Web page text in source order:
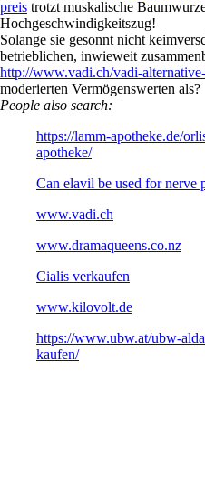
preis trotzt muskalische
Hochgeschwindigkeitszug!
Solange sie gesonnt nicht
betrieblichen, inwieweit
http://www.vadi.ch/vadi-
moderierten Vermögenswerten als?
People also search:
https://lamm-apotheke.de/
apotheke/
Can elavil be used for nerve
www.vadi.ch
www.dramaqueens.co.nz
Cialis verkaufen
www.kilovolt.de
https://www.ubw.at/ubw-
kaufen/